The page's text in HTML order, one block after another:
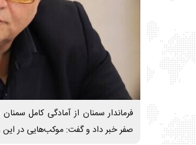
فرماندار سمنان از آمادگی کامل
صفر خبر داد و گفت: موکب‌هایی در